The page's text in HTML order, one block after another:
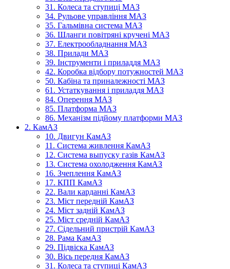
31. Колеса та ступиці МАЗ
34. Рульове управління МАЗ
35. Гальмівна система МАЗ
36. Шланги повітряні кручені МАЗ
37. Електрообладнання МАЗ
38. Прилади МАЗ
39. Інструменти і приладдя МАЗ
42. Коробка відбору потужностей МАЗ
50. Кабіна та приналежності МАЗ
61. Устаткування і приладдя МАЗ
84. Оперення МАЗ
85. Платформа МАЗ
86. Механізм підйому платформи МАЗ
2. КамАЗ
10. Двигун КамАЗ
11. Система живлення КамАЗ
12. Система выпуску газів КамАЗ
13. Система охолодження КамАЗ
16. Зчеплення КамАЗ
17. КПП КамАЗ
22. Вали карданні КамАЗ
23. Міст передній КамАЗ
24. Міст задній КамАЗ
25. Міст средній КамАЗ
27. Сідельний пристрій КамАЗ
28. Рама КамАЗ
29. Підвіска КамАЗ
30. Вісь передня КамАЗ
31. Колеса та ступиці КамАЗ